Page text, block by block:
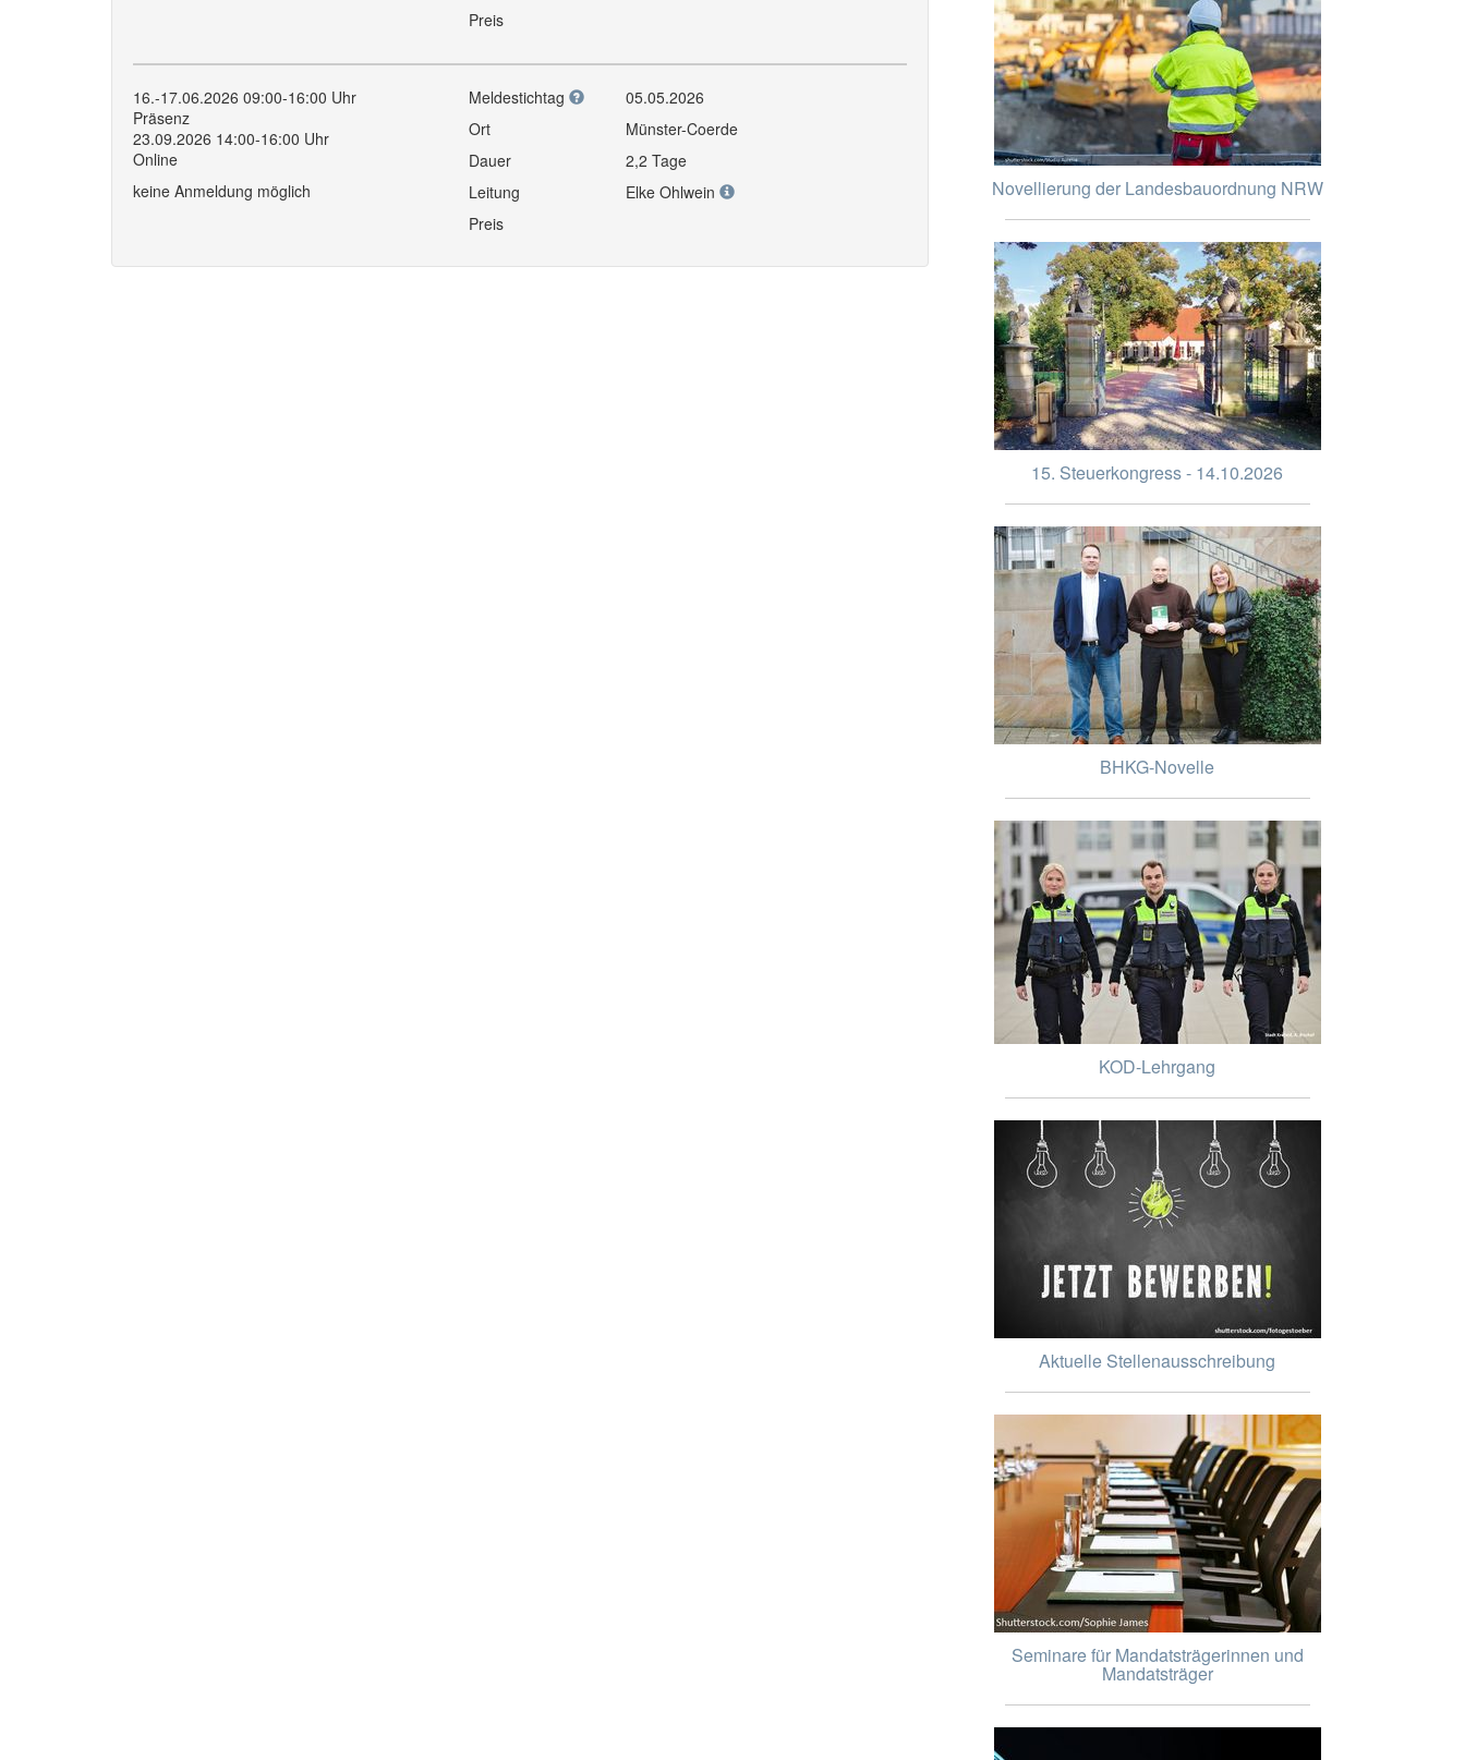
Preis
16.-17.06.2026 09:00-16:00 Uhr
Präsenz
23.09.2026 14:00-16:00 Uhr
Online
keine Anmeldung möglich
Meldestichtag
05.05.2026
Ort
Münster-Coerde
Dauer
2,2 Tage
Leitung
Elke Ohlwein
Preis
Novellierung der Landesbauordnung NRW
15. Steuerkongress - 14.10.2026
BHKG-Novelle
KOD-Lehrgang
Aktuelle Stellenausschreibung
Seminare für Mandatsträgerinnen und
Mandatsträger